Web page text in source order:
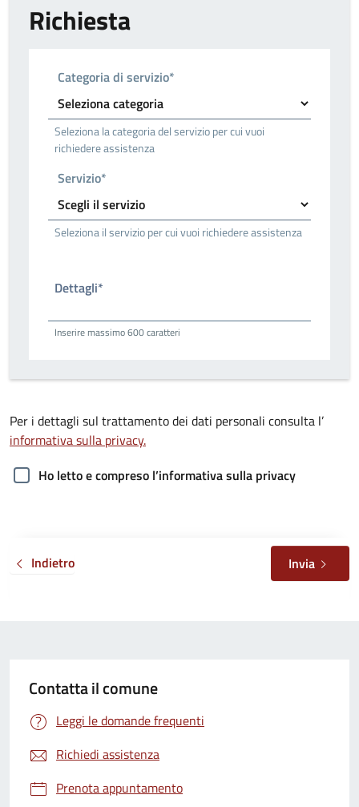
Richiesta
Categoria di servizio*
Seleziona la categoria del servizio per cui vuoi
richiedere assistenza
Servizio*
Seleziona il servizio per cui vuoi richiedere assistenza
Dettagli*
Inserire massimo 600 caratteri
Per i dettagli sul trattamento dei dati personali consulta l’
informativa sulla privacy.
Ho letto e compreso l’informativa sulla privacy
Indietro Invia
Contatta il comune
Leggi le domande frequenti
Richiedi assistenza
Prenota appuntamento